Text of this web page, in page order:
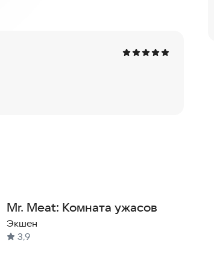
Mr. Meat: Комната ужасов
Экшен
3,9